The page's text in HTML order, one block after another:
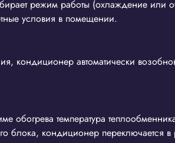
режим работы (охлаждение или
условия в помещении.
кондиционер автоматически
обогрева температура
блока, кондиционер переключается